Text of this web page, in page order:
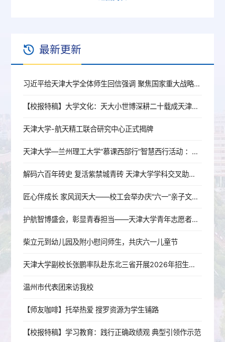
最新更新
习近平给天津大学全体师生回信强调 聚焦国家重大战略需求提高人才培养质量 更好服务经济社会发展
【校报特稿】大学文化：天大小世博深耕二十载成天津名片
天津大学-航天精工联合研究中心正式揭牌
天津大学—兰州理工大学“慕课西部行”智慧西行活动 ：津陇并肩，共研工程图学教学新范式
解码六百年砖史 复活紫禁城青砖 天津大学学科交叉助力临清贡砖非遗传承
匠心伴成长 家风润天大——校工会举办庆“六一”亲子文化实践活动
护航智博盛会，彰显青春担当——天津大学青年志愿者助力2026世界智能产业博览会
柴立元到幼儿园及附小慰问师生，共庆六一儿童节
天津大学副校长张鹏率队赴东北三省开展2026年招生宣传系列活动
温州市代表团来访我校
【师友咖啡】托举热爱 搜罗资源为学生铺路
【校报特稿】学习教育：践行正确政绩观 典型引领作示范